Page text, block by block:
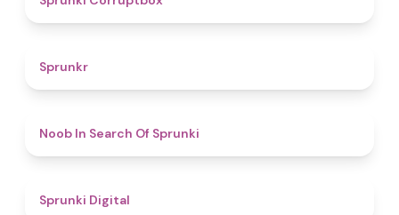
Sprunkr
Noob In Search Of Sprunki
Sprunki Digital